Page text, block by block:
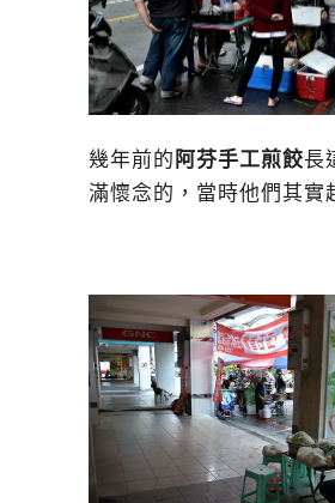
幾年前的 阿芬手工煎餃長
滿懷念的，當時他們其實